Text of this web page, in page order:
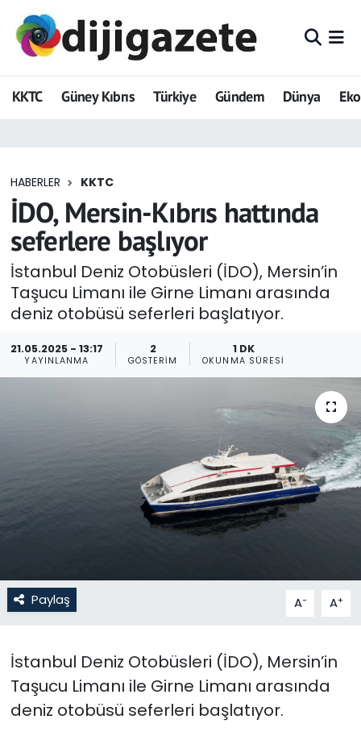
KKTC Güney Kıbrıs Türkiye Gündem Dünya
HABERLER KKTC
İDO, Mersin-Kıbrıs hattında
seferlere başlıyor
İstanbul Deniz Otobüsleri (İDO), Mersin’in
Taşucu Limanı ile Girne Limanı arasında
deniz otobüsü seferleri başlatıyor.
21.05.2025 - 13:17
YAYINLANMA
2
GÖSTERIM
1 DK
OKUNMA SÜRESI
Paylaş A- A+
İstanbul Deniz Otobüsleri (İDO), Mersin’in
Taşucu Limanı ile Girne Limanı arasında
deniz otobüsü seferleri başlatıyor.
ADVERTORIAL
Dijigazete
Eğitim
Ekonomi
Foto Galeri
GEZİ
Güncel
KKTC YEREL SEÇİM 2018
Moda
Otomobil Dünyası
Politika
Hava Durumu
Trafik Durumu
Tüm Manşetler
Son Dakika Haberleri
Haber Arşivi